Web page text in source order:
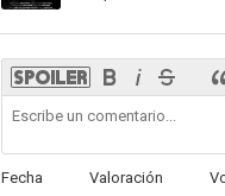
Fecha Valoración